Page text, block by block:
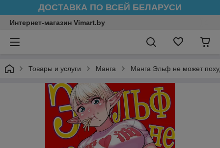
ДОСТАВКА ПО ВСЕЙ БЕЛАРУСИ
Интернет-магазин Vimart.by
Товары и услуги Манга Манга Эльф не может